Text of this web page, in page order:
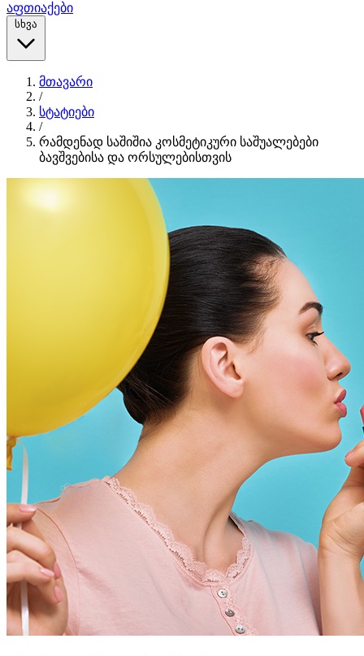
აფთიაქები
სხვა
მთავარი
/
სტატიები
/
რამდენად საშიშია კოსმეტიკური საშუალებები
ბავშვებისა და ორსულებისთვის